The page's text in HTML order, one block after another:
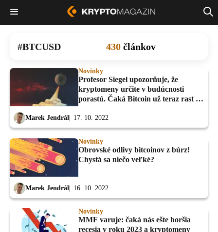
BTCUSD 430 článkov
Novinky
Profesor Siegel upozorňuje, že
kryptomeny určite v budúcnosti
porastú. Čaká Bitcoin už teraz rast 30
Marek Jendrál 17. 10. 2022
Novinky
Obrovské odlivy bitcoinov z búrz!
Chystá sa niečo veľké?
Marek Jendrál 16. 10. 2022
Novinky
MMF varuje: čaká nás ešte horšia
recesia v roku 2023 a kryptomeny